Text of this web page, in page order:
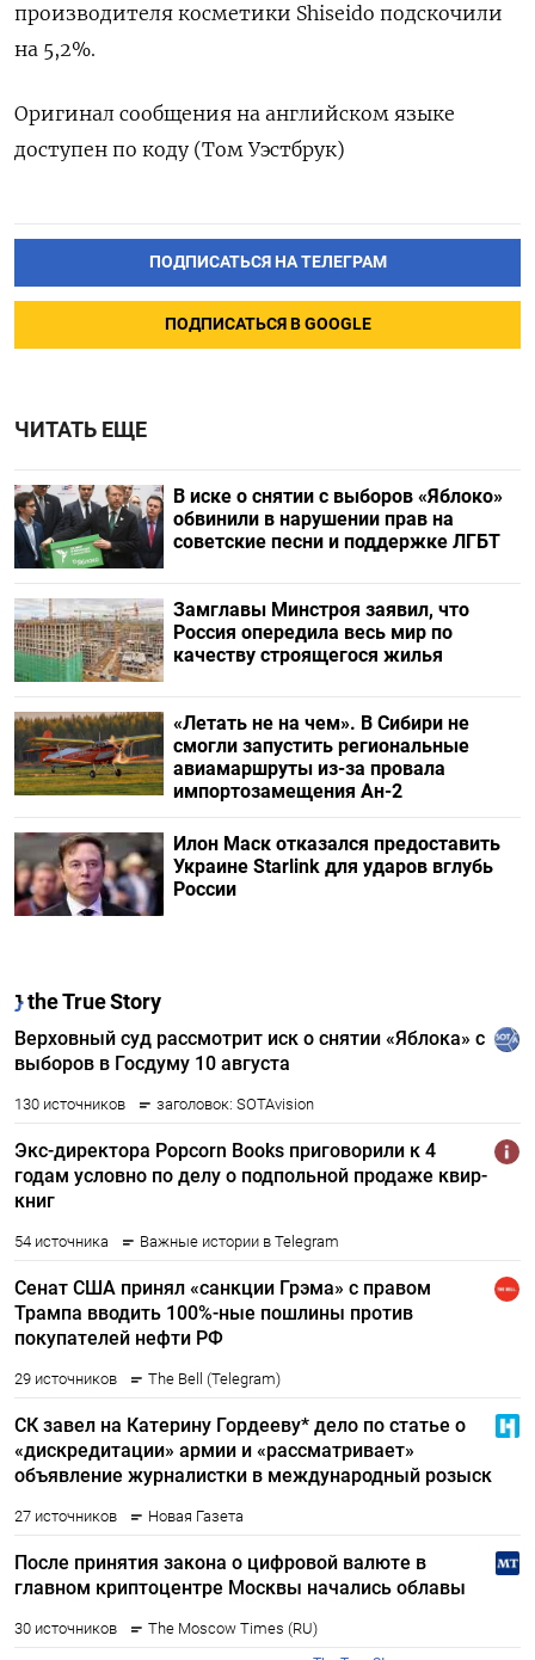
производителя косметики Shiseido подскочили
на 5,2%.
Оригинал сообщения на английском языке
доступен по коду (Том Уэстбрук)
ПОДПИСАТЬСЯ НА ТЕЛЕГРАМ
ПОДПИСАТЬСЯ В GOOGLE
ЧИТАТЬ ЕЩЕ
В иске о снятии с выборов «Яблоко»
обвинили в нарушении прав на
советские песни и поддержке ЛГБТ
Замглавы Минстроя заявил, что
Россия опередила весь мир по
качеству строящегося жилья
«Летать не на чем». В Сибири не
смогли запустить региональные
авиамаршруты из-за провала
импортозамещения Ан-2
Илон Маск отказался предоставить
Украине Starlink для ударов вглубь
России